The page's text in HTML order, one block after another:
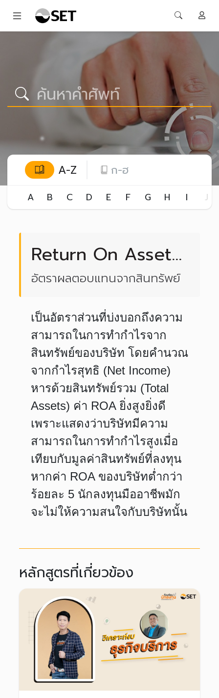
A-Z ก-ฮ
A B C D E F G H I J
Return On Asset
(ROA)
อัตราผลตอบแทนจากสินทรัพย์
เป็นอัตราส่วนที่บ่งบอกถึงความ
สามารถในการทำกำไรจาก
สินทรัพย์ของบริษัท โดยคำนวณ
จากกำไรสุทธิ (Net Income)
หารด้วยสินทรัพย์รวม (Total
Assets) ค่า ROA ยิ่งสูงยิ่งดี
เพราะแสดงว่าบริษัทมีความ
สามารถในการทำกำไรสูงเมื่อ
เทียบกับมูลค่าสินทรัพย์ที่ลงทุน
หากค่า ROA ของบริษัทต่ำกว่า
ร้อยละ 5 นักลงทุนมืออาชีพมัก
จะไม่ให้ความสนใจกับบริษัทนั้น
หลักสูตรที่เกี่ยวข้อง